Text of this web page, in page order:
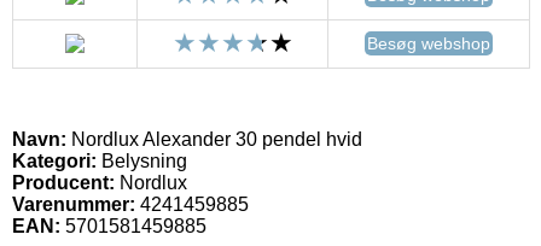
Besøg webshop
Navn: Nordlux Alexander 30 pendel hvid
Kategori: Belysning
Producent: Nordlux
Varenummer: 4241459885
EAN: 5701581459885